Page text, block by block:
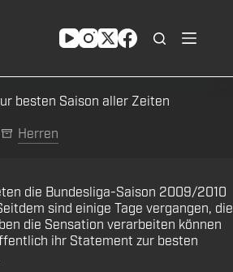
besten Saison aller Zeiten
Herren
die Bundesliga-Saison 2009/2010
sind einige Tage vergangen, die
die Sensation verarbeiten können
ihr Statement zur besten